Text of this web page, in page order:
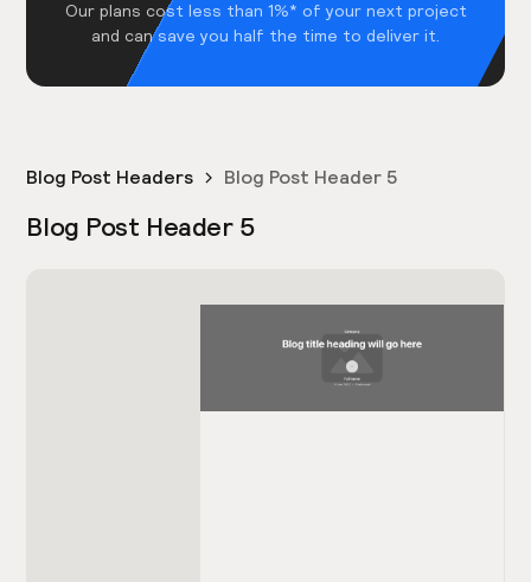
Our plans cost less than 1%* of your next project
and can save you half the time to deliver it.
Blog Post Headers Blog Post Header 5
Blog Post Header 5